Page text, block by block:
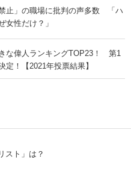
止」の職場に批判の声多数 「ハ
女性だけ？」
な偉人ランキングTOP23！ 第1
定！【2021年投票結果】
スト」は？